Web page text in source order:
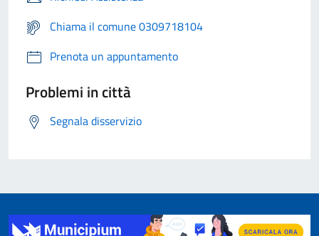
Chiama il comune 0309718104
Prenota un appuntamento
Problemi in città
Segnala disservizio